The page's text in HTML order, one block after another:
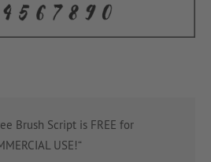
Brush Script is FREE for
USE!“